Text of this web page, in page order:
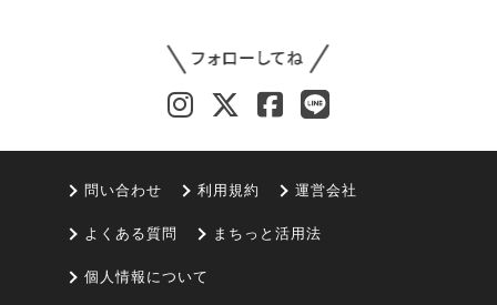
問い合わせ 利用規約 運営会社
よくある質問 まちっと活用法
個人情報について